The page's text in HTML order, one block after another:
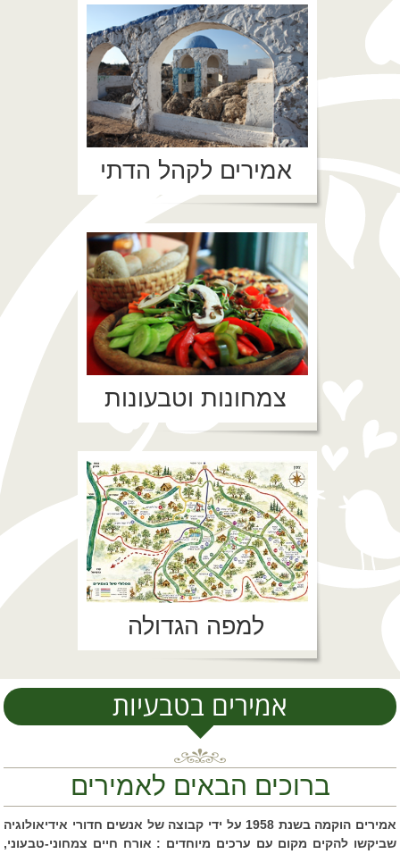
אמירים לקהל הדתי
צמחונות וטבעונות
למפה הגדולה
אמירים בטבעיות
ברוכים הבאים לאמירים
אמירים הוקמה בשנת 1958 על ידי קבוצה של אנשים חדורי אידיאולוגיה
שביקשו להקים מקום עם ערכים מיוחדים : אורח חיים צמחוני-טבעוני,